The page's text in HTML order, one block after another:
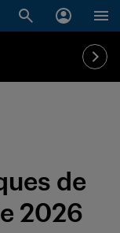
de
2026